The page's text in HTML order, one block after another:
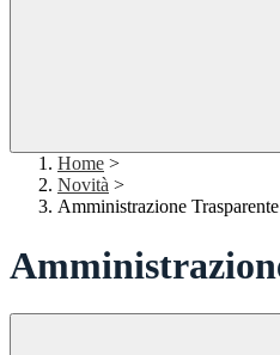
Home >
Novità >
Amministrazione Trasparente